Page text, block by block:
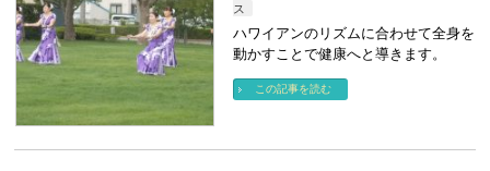
ス
ハワイアンのリズムに合わせて全身を
動かすことで健康へと導きます。
この記事を読む